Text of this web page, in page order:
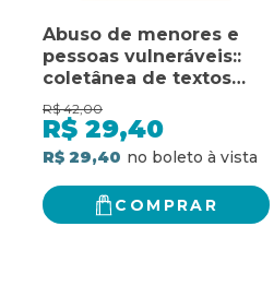
Abuso de menores e
pessoas vulneráveis::
coletânea de textos
oficiais da santa sé
R$ 42,00
R$ 29,40
R$ 29,40
COMPRAR